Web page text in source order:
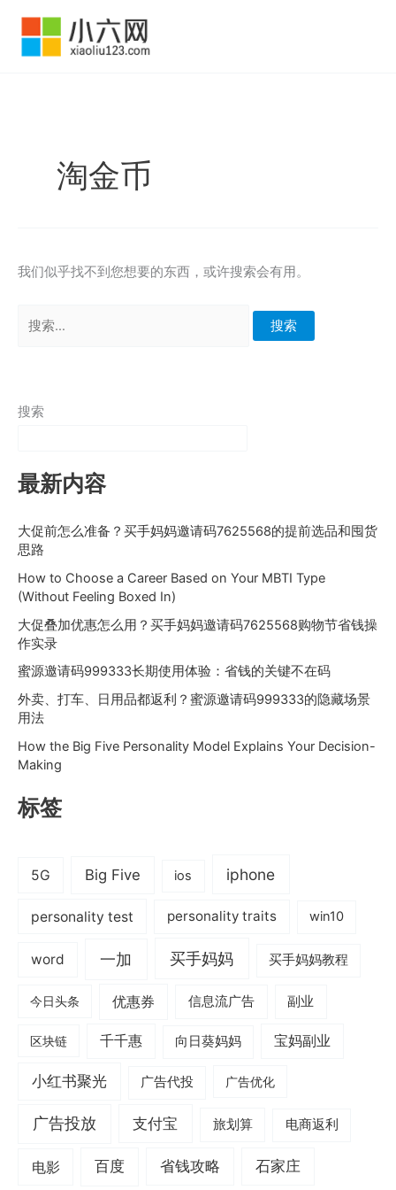
淘金币
我们似乎找不到您想要的东西，或许搜索会有用。
索：
搜索
最新内容
大促前怎么准备？买手妈妈邀请码7625568的提前选品和囤货
思路
How to Choose a Career Based on Your MBTI Type
(Without Feeling Boxed In)
大促叠加优惠怎么用？买手妈妈邀请码7625568购物节省钱操
作实录
蜜源邀请码999333长期使用体验：省钱的关键不在码
外卖、打车、日用品都返利？蜜源邀请码999333的隐藏场景
用法
How the Big Five Personality Model Explains Your Decision-
Making
标签
5G Big Five ios iphone
personality test personality traits win10
word 一加 买手妈妈 买手妈妈教程
今日头条 优惠券 信息流广告 副业
区块链 千千惠 向日葵妈妈 宝妈副业
小红书聚光 广告代投 广告优化
广告投放 支付宝 旅划算 电商返利
电影 百度 省钱攻略 石家庄